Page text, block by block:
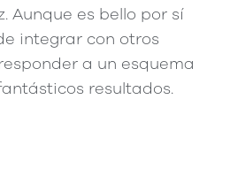
Aunque es bello por sí
integrar con otros
a un esquema
resultados.